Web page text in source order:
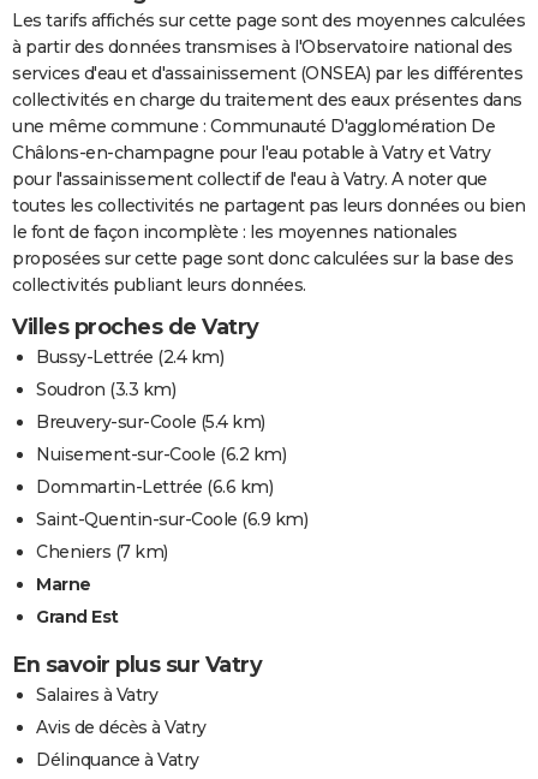
Les tarifs affichés sur cette page sont des moyennes calculées
à partir des données transmises à l'Observatoire national des
services d'eau et d'assainissement (ONSEA) par les différentes
collectivités en charge du traitement des eaux présentes dans
une même commune : Communauté D'agglomération De
Châlons-en-champagne pour l'eau potable à Vatry et Vatry
pour l'assainissement collectif de l'eau à Vatry. A noter que
toutes les collectivités ne partagent pas leurs données ou bien
le font de façon incomplète : les moyennes nationales
proposées sur cette page sont donc calculées sur la base des
collectivités publiant leurs données.
Villes proches de Vatry
Bussy-Lettrée (2.4 km)
Soudron (3.3 km)
Breuvery-sur-Coole (5.4 km)
Nuisement-sur-Coole (6.2 km)
Dommartin-Lettrée (6.6 km)
Saint-Quentin-sur-Coole (6.9 km)
Cheniers (7 km)
Marne
Grand Est
En savoir plus sur Vatry
Salaires à Vatry
Avis de décès à Vatry
Délinquance à Vatry